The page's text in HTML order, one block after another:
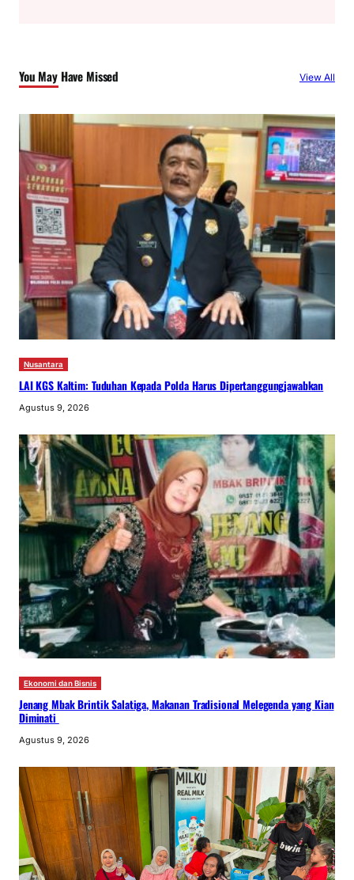
h
You May Have Missed View All
Nusantara
LAI KGS Kaltim: Tuduhan Kepada Polda Harus Dipertanggungjawabkan
Agustus 9, 2026
Ekonomi dan Bisnis
Jenang Mbak Brintik Salatiga, Makanan Tradisional Melegenda yang Kian
Diminati
Agustus 9, 2026